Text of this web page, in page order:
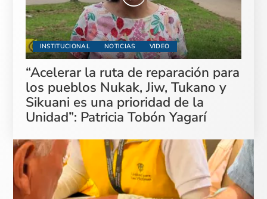
INSTITUCIONAL NOTICIAS VIDEO
“Acelerar la ruta de reparación para
los pueblos Nukak, Jiw, Tukano y
Sikuani es una prioridad de la
Unidad”: Patricia Tobón Yagarí